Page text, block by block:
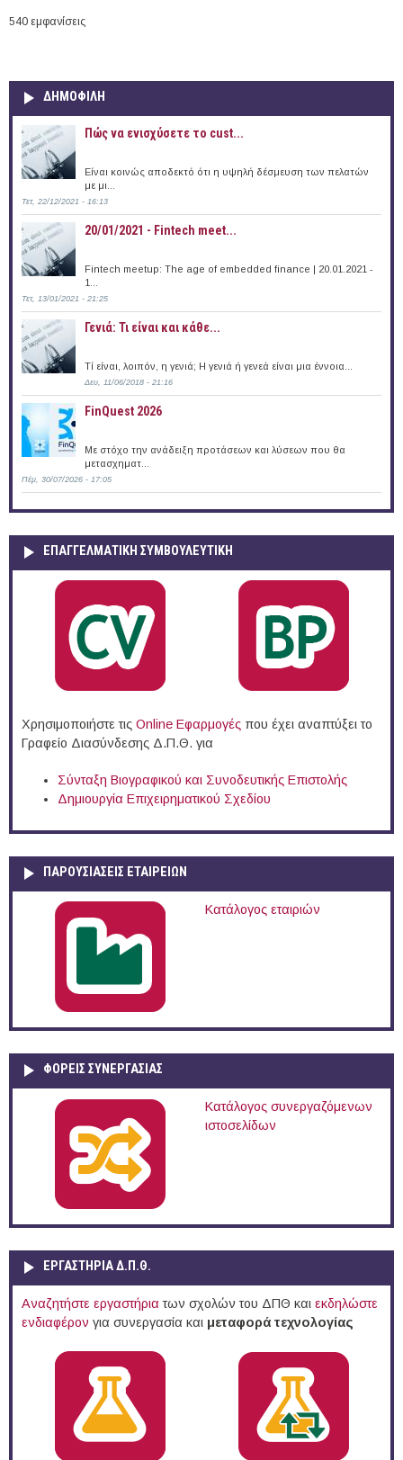
540 εμφανίσεις
ΔΗΜΟΦΙΛΗ
Πώς να ενισχύσετε το cust...
Είναι κοινώς αποδεκτό ότι η υψηλή δέσμευση των πελατών
με μι...
Τετ, 22/12/2021 - 16:13
20/01/2021 - Fintech meet...
Fintech meetup: The age of embedded finance | 20.01.2021 -
1...
Τετ, 13/01/2021 - 21:25
Γενιά: Τι είναι και κάθε...
Τί είναι, λοιπόν, η γενιά; Η γενιά ή γενεά είναι μια έννοια...
Δευ, 11/06/2018 - 21:16
FinQuest 2026
Με στόχο την ανάδειξη προτάσεων και λύσεων που θα
μετασχηματ...
Πέμ, 30/07/2026 - 17:05
ΕΠΑΓΓΕΛΜΑΤΙΚΉ ΣΥΜΒΟΥΛΕΥΤΙΚΉ
Χρησιμοποιήστε τις Online Eφαρμογές που έχει αναπτύξει το
Γραφείο Διασύνδεσης Δ.Π.Θ. για
Σύνταξη Βιογραφικού και Συνοδευτικής Επιστολής
Δημιουργία Επιχειρηματικού Σχεδίου
ΠΑΡΟΥΣΙΆΣΕΙΣ ΕΤΑΙΡΕΙΏΝ
Κατάλογος εταιριών
ΦΟΡΕΙΣ ΣΥΝΕΡΓΑΣΙΑΣ
Κατάλογος συνεργαζόμενων
ιστοσελίδων
ΕΡΓΑΣΤΗΡΙΑ Δ.Π.Θ.
Αναζητήστε εργαστήρια των σχολών του ΔΠΘ και εκδηλώστε
ενδιαφέρον για συνεργασία και μεταφορά τεχνολογίας